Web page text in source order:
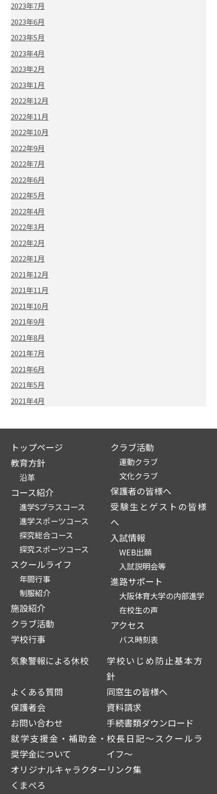
2023年7月
2023年6月
2023年5月
2023年4月
2023年2月
2023年1月
2022年12月
2022年11月
2022年10月
2022年9月
2022年7月
2022年6月
2022年5月
2022年4月
2022年3月
2022年2月
2022年1月
2021年12月
2021年11月
2021年10月
2021年9月
2021年8月
2021年7月
2021年6月
2021年5月
2021年4月
トップページ
教育方針
沿革
コース紹介
進学Sプラスコース
進学スポーツコース
探究総合コース
探究スポーツコース
スクールライフ
年間行事
制服紹介
施設紹介
クラブ活動
学校行事
クラブ活動
運動クラブ
文化クラブ
保護者の皆様へ
受験生とゲストの皆様
へ
入試情報
WEB出願
入試説明会等
進路サポート
大阪体育大学の内部進学
在校生の声
アクセス
バス時刻表
気象警報による休校
学校いじめ防止基本方
針
よくある質問
同窓生の皆様へ
保護者会
資料請求
お問い合わせ
手続書類ダウンロード
就学支援金・補助金・
奨学金について
校長日記～スクールラ
イフ～
オリジナルキャラクター
くまぺろ
リンク集